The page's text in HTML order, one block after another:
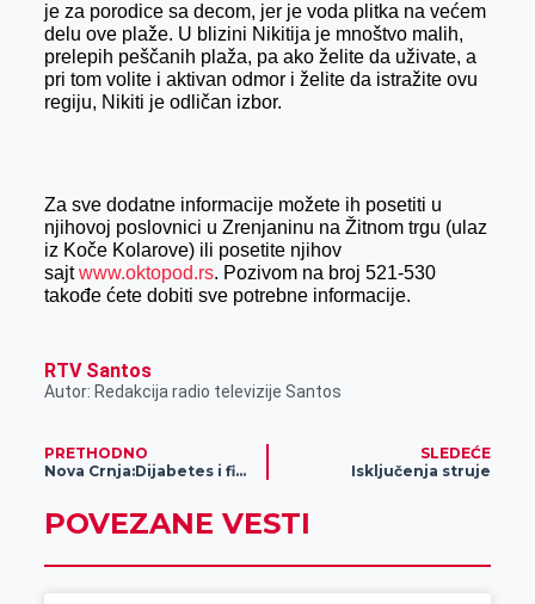
je za porodice sa decom, jer je voda plitka na većem
delu ove plaže. U blizini Nikitija je mnoštvo malih,
prelepih peščanih plaža, pa ako želite da uživate, a
pri tom volite i aktivan odmor i želite da istražite ovu
regiju, Nikiti je odličan izbor.
Za sve dodatne informacije možete ih posetiti u
njihovoj poslovnici u Zrenjaninu na Žitnom trgu (ulaz
iz Koče Kolarove) ili posetite njihov
sajtwww.oktopod.rs. Pozivom na broj 521-530
takođe ćete dobiti sve potrebne informacije.
RTV Santos
Autor: Redakcija radio televizije Santos
PRETHODNO
Nova Crnja:Dijabetes i fizička aktivnost
SLEDEĆE
Isključenja struje
POVEZANE VESTI